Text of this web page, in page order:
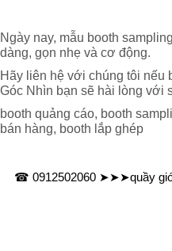
Ngày nay, mẫu booth
dàng, gọn nhẹ và cơ động.
Hãy liên hệ với chúng tôi nếu
Góc Nhìn bạn sẽ hài lòng với
booth quảng cáo, booth
bán hàng, booth lắp ghép
☎ 0912502060 ➤➤➤quầy giới